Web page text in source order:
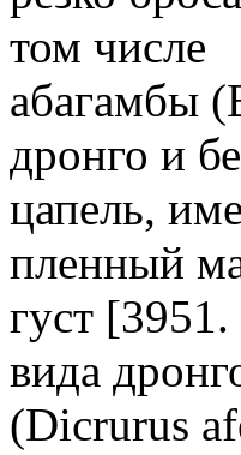
том числе
абагамбы
дронго и
цапель,
пленный
густ
вида
(Dicrurus